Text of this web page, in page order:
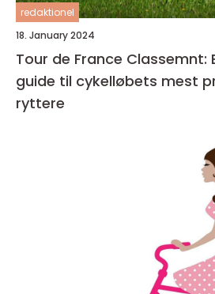
redaktionel
18. January 2024
Tour de France Classemnt:
guide til cykelløbets mest
ryttere